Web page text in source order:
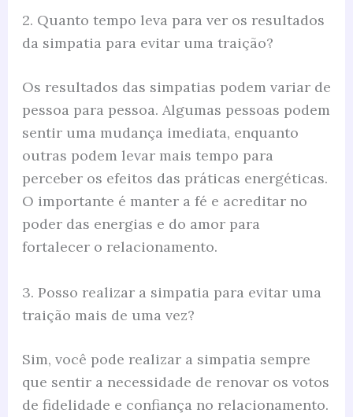
2. Quanto tempo leva para ver os resultados
da simpatia para evitar uma traição?
Os resultados das simpatias podem variar de
pessoa para pessoa. Algumas pessoas podem
sentir uma mudança imediata, enquanto
outras podem levar mais tempo para
perceber os efeitos das práticas energéticas.
O importante é manter a fé e acreditar no
poder das energias e do amor para
fortalecer o relacionamento.
3. Posso realizar a simpatia para evitar uma
traição mais de uma vez?
Sim, você pode realizar a simpatia sempre
que sentir a necessidade de renovar os votos
de fidelidade e confiança no relacionamento.